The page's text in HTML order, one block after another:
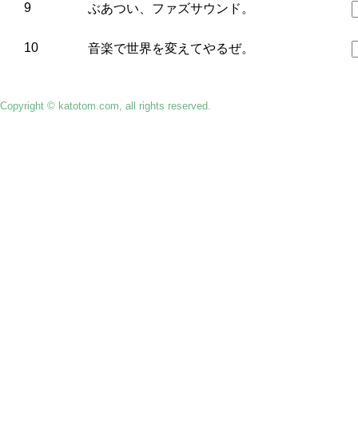
9
10
ぶあつい、ファズサウンド。
音楽で世界を変えてやるぜ。
Copyright © katotom.com, all rights reserved.